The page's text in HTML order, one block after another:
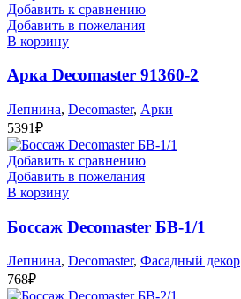
Добавить к сравнению
Добавить в пожелания
В корзину
Арка Decomaster 91360-2
Лепнина, Decomaster, Арки
5391₽
Добавить к сравнению
Добавить в пожелания
В корзину
Боссаж Decomaster БВ-1/1
Лепнина, Decomaster, Фасадный декор
768₽